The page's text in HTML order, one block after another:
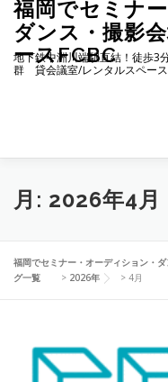
福岡でセミナ
ダンス・撮影
ースFCBC
地下鉄中洲川端駅直結！徒歩
群 貸会議室/レンタルスペー
ホーム 施設・料金
お知らせ ブログ
月: 2026年4月
福岡でセミナー・オーディション・
グ一覧
> 2026年 > 4月